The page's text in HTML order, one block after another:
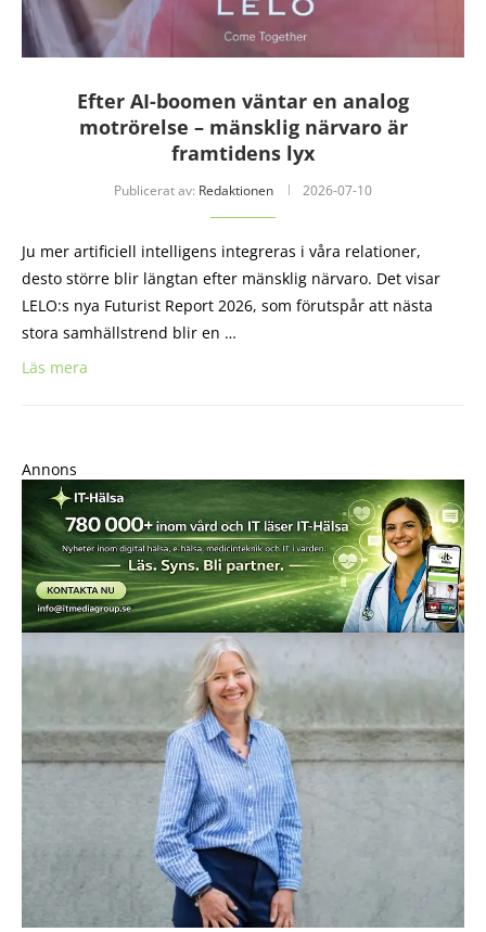
Efter AI-boomen väntar en analog
motrörelse – mänsklig närvaro är
framtidens lyx
Publicerat av: Redaktionen 2026-07-10
Ju mer artificiell intelligens integreras i våra relationer,
desto större blir längtan efter mänsklig närvaro. Det visar
LELO:s nya Futurist Report 2026, som förutspår att nästa
stora samhällstrend blir en …
Läs mera
Annons